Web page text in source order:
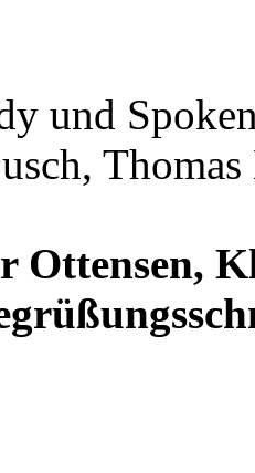
und
Thomas
Ottensen,